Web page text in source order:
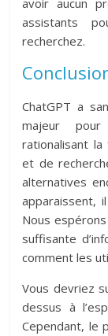
avoir aucun
assistants
recherchez.
ChatGPT a
majeur
rationalisant
et de
alternatives
apparaissent,
Nous
suffisante
comment les
Vous devriez
dessus à
Cependant, le